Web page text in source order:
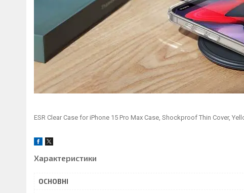
ESR Clear Case for iPhone 15 Pro Max Case, Shockproof Thin Cover,
Характеристики
ОСНОВНІ